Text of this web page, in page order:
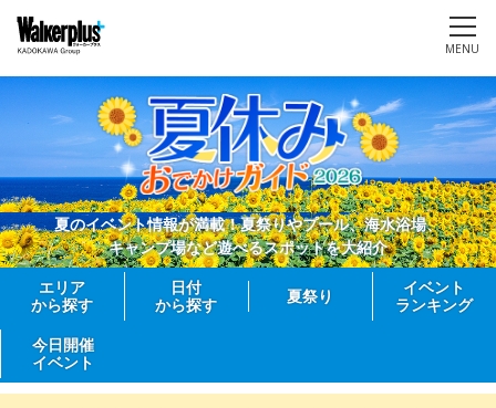
MENU
夏のイベント情報が満載！夏祭りやプール、海水浴場、
キャンプ場など遊べるスポットを大紹介
エリア
から探す
日付
から探す
夏祭り
イベント
ランキング
今日開催
イベント